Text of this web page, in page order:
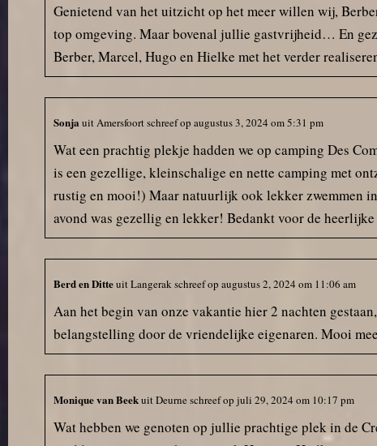
Genietend van het uitzicht op het meer willen wij,
top omgeving. Maar bovenal jullie gastvrijheid… En
Berber, Marcel, Hugo en Hielke met het verder
Sonja uitAmersfoortschreef op augustus 3, 2024 om5:31 pm
Wat een prachtig plekje hadden we op camping Des
is een gezellige, kleinschalige en nette camping met
rustig en mooi!) Maar natuurlijk ook lekker zwemmen
avond was gezellig en lekker! Bedankt voor de
Berd en DitteuitLangerakschreef op augustus 2, 2024 om 11:06 am
Aan het begin van onze vakantie hier 2 nachten
belangstelling door de vriendelijke eigenaren. Mooi
Monique van BeekuitDeurneschreef op juli 29, 2024 om 10:17 pm
Wat hebben we genoten op jullie prachtige plek in de